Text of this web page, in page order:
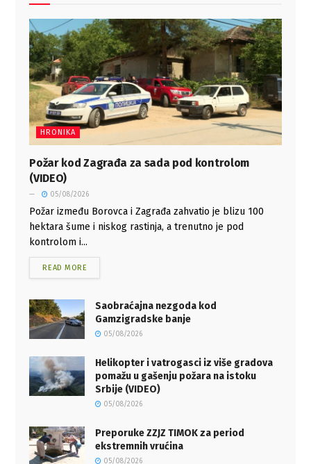
HRONIKA
Požar kod Zagrađa za sada pod kontrolom
(VIDEO)
05/08/2026
Požar između Borovca i Zagrađa zahvatio je blizu 100
hektara šume i niskog rastinja, a trenutno je pod
kontrolom i...
READ MORE
Saobraćajna nezgoda kod
Gamzigradske banje
05/08/2026
Helikopter i vatrogasci iz više gradova
pomažu u gašenju požara na istoku
Srbije (VIDEO)
05/08/2026
Preporuke ZZJZ TIMOK za period
ekstremnih vrućina
05/08/2026